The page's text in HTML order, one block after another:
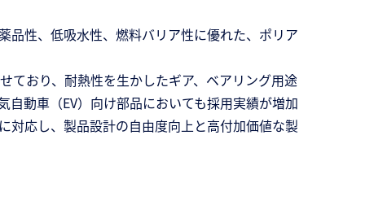
品性、低吸水性、燃料バリア性に優れた、ポリア
ており、耐熱性を生かしたギア、ベアリング用途
動車（EV）向け部品においても採用実績が増加
対応し、製品設計の自由度向上と高付加価値な製